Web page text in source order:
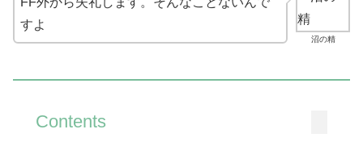
沼の精
すよ
Contents